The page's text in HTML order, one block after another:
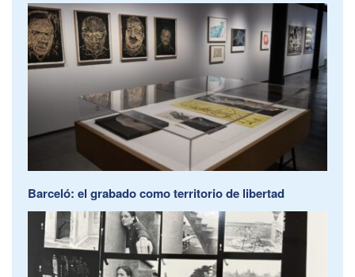
Barceló: el grabado como territorio de libertad